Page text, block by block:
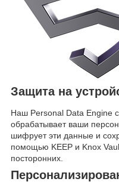
Защита на
Наш Personal Data Engine
обрабатывает ваши
шифрует эти данные и
помощью KEEP и Knox
посторонних.